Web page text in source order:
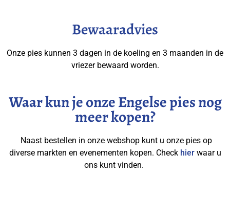
Bewaaradvies
Onze pies kunnen 3 dagen in de koeling en 3 maanden in de
vriezer bewaard worden.
Waar kun je onze Engelse pies nog
meer kopen?
Naast bestellen in onze webshop kunt u onze pies op
diverse markten en evenementen kopen. Check hier waar u
ons kunt vinden.